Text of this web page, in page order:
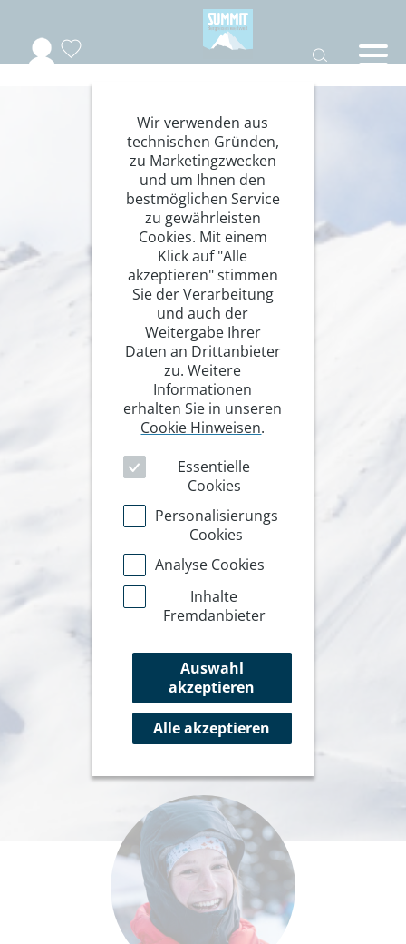
Wir verwenden aus
technischen Gründen,
zu Marketingzwecken
und um Ihnen den
bestmöglichen Service
zu gewährleisten
Cookies. Mit einem
Klick auf "Alle
akzeptieren" stimmen
Sie der Verarbeitung
und auch der
Weitergabe Ihrer
Daten an Drittanbieter
zu. Weitere
Informationen
erhalten Sie in unseren
Cookie Hinweisen.
Essentielle
Cookies
Personalisierungs
Cookies
Analyse Cookies
Inhalte
Fremdanbieter
Auswahl
akzeptieren
Alle akzeptieren